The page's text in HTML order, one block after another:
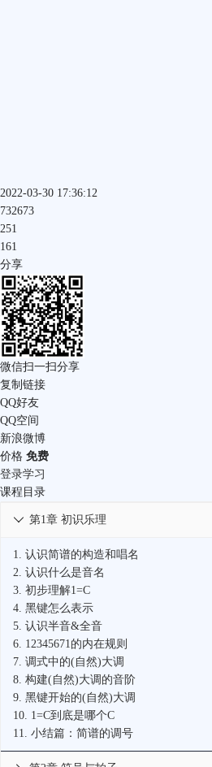
2022-03-30 17:36:12
732673
251
161
分享
微信扫一扫分享
复制链接
QQ好友
QQ空间
新浪微博
价格 免费
登录学习
课程目录
第1章 初识乐理

1. 认识简谱的构造和唱名
2. 认识什么是音名
3. 初步理解1=C
4. 黑键怎么表示
5. 认识半音&全音
6. 12345671的内在规则
7. 调式中的(自然)大调
8. 构建(自然)大调的音阶
9. 黑键开始的(自然)大调
10. 1=C到底是哪个C
11. 小结篇：简谱的调号